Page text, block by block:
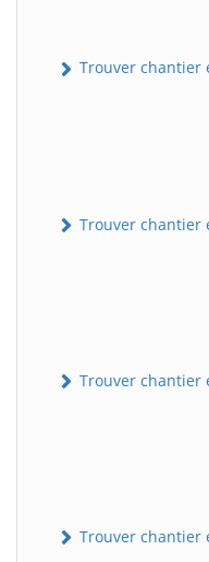
Trouver chantier
Trouver chantier
Trouver chantier
Trouver chantier